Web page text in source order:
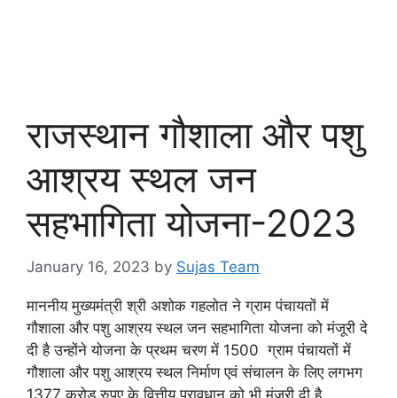
राजस्थान गौशाला और पशु
आश्रय स्थल जन
सहभागिता योजना-2023
January 16, 2023 by Sujas Team
माननीय मुख्यमंत्री श्री अशोक गहलोत ने ग्राम पंचायतों में
गौशाला और पशु आश्रय स्थल जन सहभागिता योजना को मंजूरी दे
दी है उन्होंने योजना के प्रथम चरण में 1500 ग्राम पंचायतों में
गौशाला और पशु आश्रय स्थल निर्माण एवं संचालन के लिए लगभग
1377 करोड़ रुपए के वित्तीय प्रावधान को भी मंजूरी दी है